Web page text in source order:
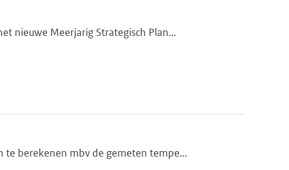
nieuwe Meerjarig Strategisch Plan...
te berekenen mbv de gemeten tempe...